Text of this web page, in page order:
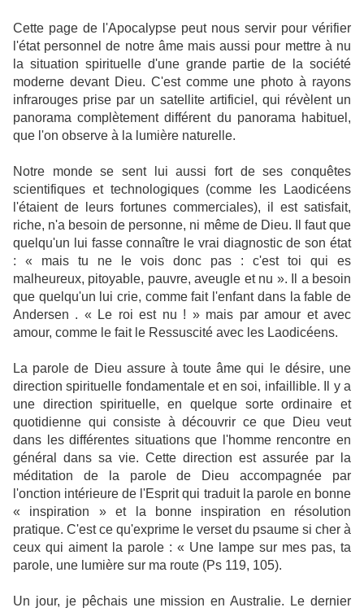
Cette page de l'Apocalypse peut nous servir pour vérifier
l'état personnel de notre âme mais aussi pour mettre à nu
la situation spirituelle d'une grande partie de la société
moderne devant Dieu. C'est comme une photo à rayons
infrarouges prise par un satellite artificiel, qui révèlent un
panorama complètement différent du panorama habituel,
que l'on observe à la lumière naturelle.
Notre monde se sent lui aussi fort de ses conquêtes
scientifiques et technologiques (comme les Laodicéens
l'étaient de leurs fortunes commerciales), il est satisfait,
riche, n'a besoin de personne, ni même de Dieu. Il faut que
quelqu'un lui fasse connaître le vrai diagnostic de son état
: « mais tu ne le vois donc pas : c'est toi qui es
malheureux, pitoyable, pauvre, aveugle et nu ». Il a besoin
que quelqu'un lui crie, comme fait l'enfant dans la fable de
Andersen . « Le roi est nu ! » mais par amour et avec
amour, comme le fait le Ressuscité avec les Laodicéens.
La parole de Dieu assure à toute âme qui le désire, une
direction spirituelle fondamentale et en soi, infaillible. Il y a
une direction spirituelle, en quelque sorte ordinaire et
quotidienne qui consiste à découvrir ce que Dieu veut
dans les différentes situations que l'homme rencontre en
général dans sa vie. Cette direction est assurée par la
méditation de la parole de Dieu accompagnée par
l'onction intérieure de l'Esprit qui traduit la parole en bonne
« inspiration » et la bonne inspiration en résolution
pratique. C'est ce qu'exprime le verset du psaume si cher à
ceux qui aiment la parole : « Une lampe sur mes pas, ta
parole, une lumière sur ma route (Ps 119, 105).
Un jour, je pêchais une mission en Australie. Le dernier